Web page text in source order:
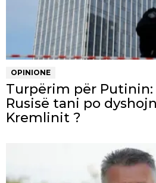
OPINIONE
Turpërim për Putinin:
Rusisë tani po
Kremlinit ?